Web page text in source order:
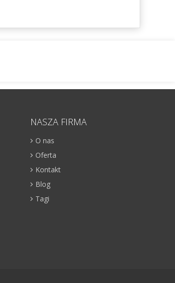
NASZA FIRMA
O nas
Oferta
Kontakt
Blog
Tagi